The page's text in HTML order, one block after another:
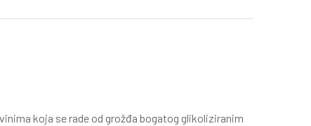
koja se rade od grožđa bogatog glikoliziranim